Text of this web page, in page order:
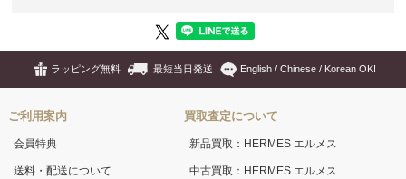
ラッピング無料 最短当日発送 English / Chinese / Korean OK!
ご利用案内
会員特典
送料・配送について
買取査定について
新品買取：HERMES エルメス
中古買取：HERMES エルメス